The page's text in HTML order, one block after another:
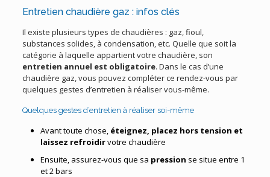
Entretien chaudière gaz : infos clés
Il existe plusieurs types de chaudières : gaz, fioul,
substances solides, à condensation, etc. Quelle que soit la
catégorie à laquelle appartient votre chaudière, son
entretien annuel est obligatoire. Dans le cas d’une
chaudière gaz, vous pouvez compléter ce rendez-vous par
quelques gestes d’entretien à réaliser vous-même.
Quelques gestes d’entretien à réaliser soi-même
Avant toute chose, éteignez, placez hors tension et
laissez refroidirvotre chaudière
Ensuite, assurez-vous que sa pression se situe entre 1
et 2 bars